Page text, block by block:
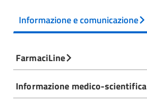
Informazione e comunicazione
FarmaciLine
Informazione medico-scientifica